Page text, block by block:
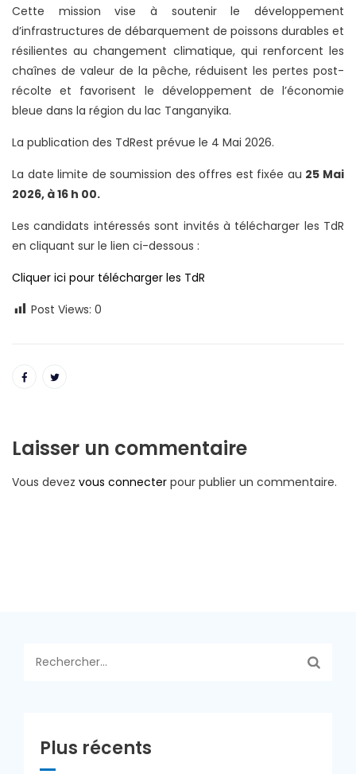
Cette mission vise à soutenir le développement
d’infrastructures de débarquement de poissons durables et
résilientes au changement climatique, qui renforcent les
chaînes de valeur de la pêche, réduisent les pertes post-
récolte et favorisent le développement de l’économie
bleue dans la région du lac Tanganyika.
La publication des TdRest prévue le 4 Mai 2026.
La date limite de soumission des offres est fixée au 25 Mai
2026, à 16 h 00.
Les candidats intéressés sont invités à télécharger les TdR
en cliquant sur le lien ci-dessous :
Cliquer ici pour télécharger les TdR
Post Views: 0
Laisser un commentaire
Vous devez vous connecter pour publier un commentaire.
Plus récents